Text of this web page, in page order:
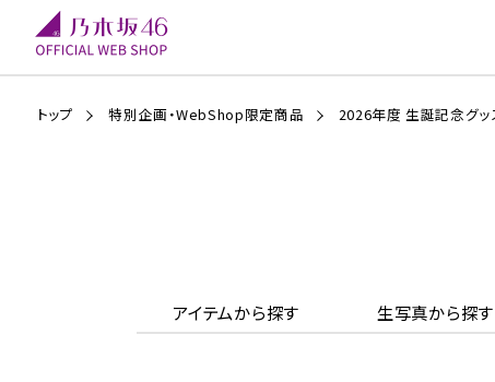
トップ 特別企画・WebShop限定商品 2026年度 生誕記念グッ
アイテムから探す 生写真から探す